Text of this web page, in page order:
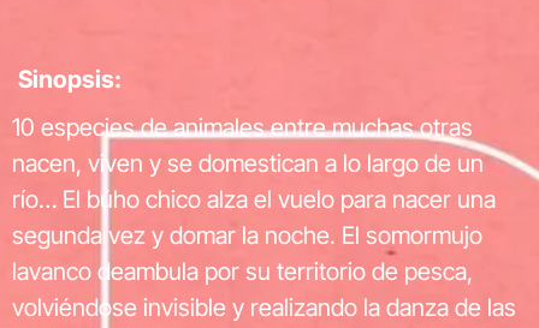
Sinopsis:
10 especies de animales entre muchas otras
nacen, viven y se domestican a lo largo de un
río… El búho chico alza el vuelo para nacer una
segunda vez y domar la noche. El somormujo
lavanco deambula por su territorio de pesca,
volviéndose invisible y realizando la danza de las